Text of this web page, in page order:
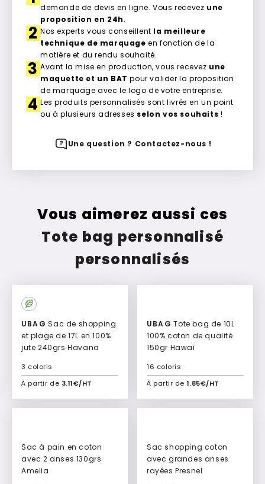
demande de devis en ligne. Vous recevez une
proposition en 24h.
2 Nos experts vous conseillent la meilleure
technique de marquage en fonction de la
matière et du rendu souhaité.
3 Avant la mise en production, vous recevez une
maquette et un BAT pour valider la proposition
de marquage avec le logo de votre entreprise.
4 Les produits personnalisés sont livrés en un point
ou à plusieurs adresses selon vos souhaits !
Une question ? Contactez-nous !
Vous aimerez aussi ces
Tote bag personnalisé
personnalisés
UBAG Sac de shopping
et plage de 17L en 100%
jute 240grs Havana
À partir de 3.11€/HT
3 coloris
Ajouter à mon devis
UBAG Tote bag de 10L
100% coton de qualité
150gr Hawaï
À partir de 1.85€/HT
16 coloris
Ajouter à mon devis
Sac à pain en coton
avec 2 anses 130grs
Amelia
Sac shopping coton
avec grandes anses
rayées Presnel